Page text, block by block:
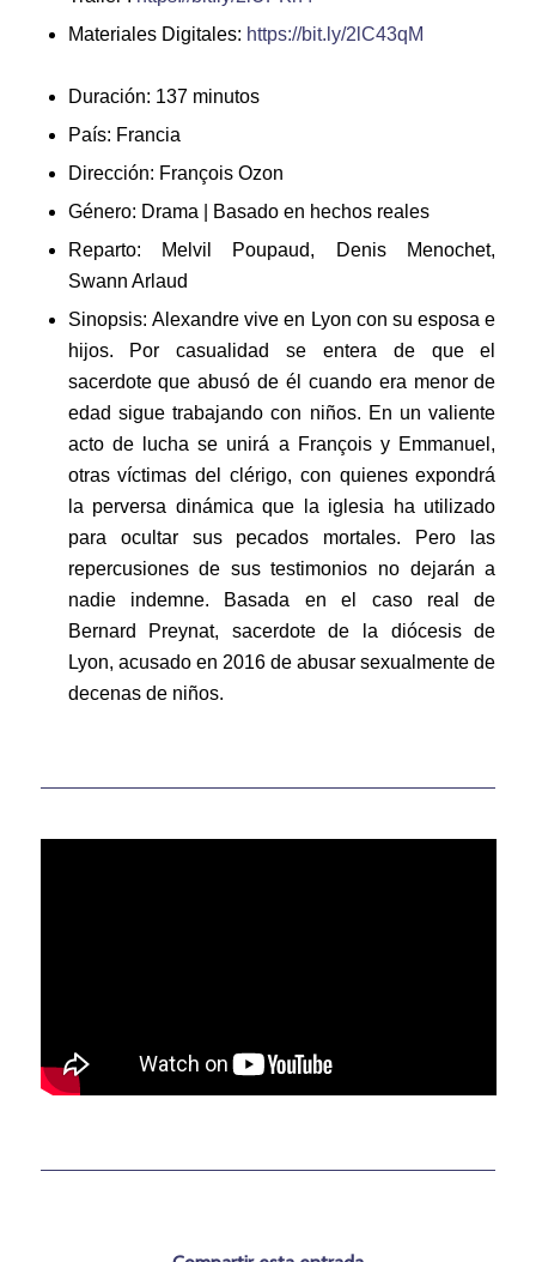
Materiales Digitales: https://bit.ly/2lC43qM
Duración: 137 minutos
País: Francia
Dirección: François Ozon
Género: Drama | Basado en hechos reales
Reparto: Melvil Poupaud, Denis Menochet,
Swann Arlaud
Sinopsis: Alexandre vive en Lyon con su esposa e
hijos. Por casualidad se entera de que el
sacerdote que abusó de él cuando era menor de
edad sigue trabajando con niños. En un valiente
acto de lucha se unirá a François y Emmanuel,
otras víctimas del clérigo, con quienes expondrá
la perversa dinámica que la iglesia ha utilizado
para ocultar sus pecados mortales. Pero las
repercusiones de sus testimonios no dejarán a
nadie indemne. Basada en el caso real de
Bernard Preynat, sacerdote de la diócesis de
Lyon, acusado en 2016 de abusar sexualmente de
decenas de niños.